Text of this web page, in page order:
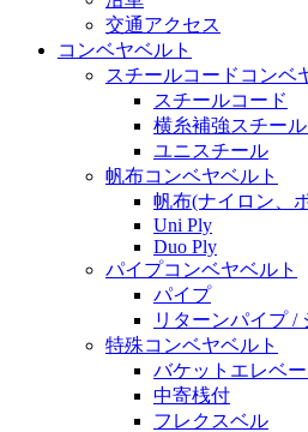
交通アクセス
コンベヤベルト
スチールコードコンベ
スチールコード
横糸補強スチー
ユニスチール
帆布コンベヤベルト
帆布(ナイロン、
Uni Ply
Duo Ply
パイプコンベヤベルト
パイプ
リターンパイプ /
特殊コンベヤベルト
バケットエレベ
中寄桟付
フレクスベル